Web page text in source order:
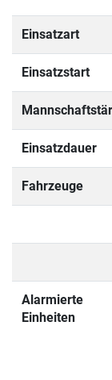
Einsatzart
Einsatzstart
Einsatzdauer
Fahrzeuge
Alarmierte
Einheiten